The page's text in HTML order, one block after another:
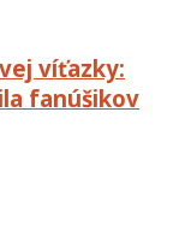
víťazky:
fanúšikov